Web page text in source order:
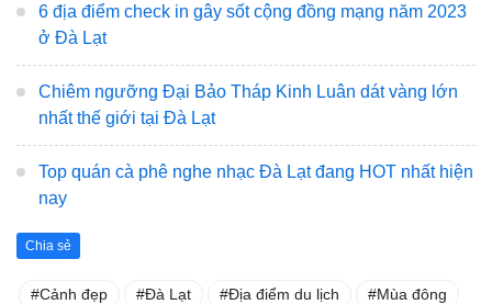
6 địa điểm check in gây sốt cộng đồng mạng năm 2023
ở Đà Lạt
Chiêm ngưỡng Đại Bảo Tháp Kinh Luân dát vàng lớn
nhất thế giới tại Đà Lạt
Top quán cà phê nghe nhạc Đà Lạt đang HOT nhất hiện
nay
Chia sẻ
Cảnh đẹp Đà Lạt Địa điểm du lịch Mùa đông